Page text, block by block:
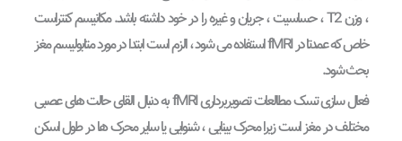
، وزن T2 ، حساسیت ، جریان و غیره را در خود داشته باشد. مکانیسم کنتراست
خاص که عمدتا در fMRI استفاده می شود ، الزم است ابتدا در مورد متابولیسم مغز
بحث شود.
فعال سازی تسک مطالعات تصویربرداری fMRI به دنبال القای حالت های عصبی
مختلف در مغز است زیرا محرک بینایی ، شنوایی یا سایر محرک ها در طول اسکن